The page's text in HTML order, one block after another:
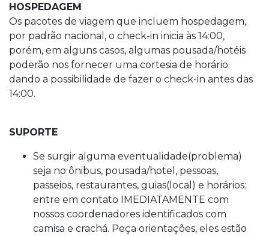
HOSPEDAGEM
Os pacotes de viagem que incluem hospedagem,
por padrão nacional, o check-in inicia às 14:00,
porém, em alguns casos, algumas pousada/hotéis
poderão nos fornecer uma cortesia de horário
dando a possibilidade de fazer o check-in antes das
14:00.
SUPORTE
Se surgir alguma eventualidade(problema)
seja no ônibus, pousada/hotel, pessoas,
passeios, restaurantes, guias(local) e horários:
entre em contato IMEDIATAMENTE com
nossos coordenadores identificados com
camisa e crachá. Peça orientações, eles estão